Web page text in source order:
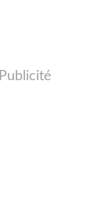
Publicité